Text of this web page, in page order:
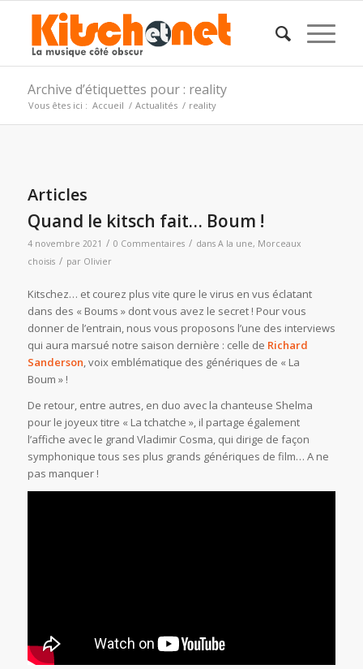
Archive d’étiquettes pour : reality
Vous êtes ici : Accueil / Actualités / reality
Articles
Quand le kitsch fait… Boum !
4 novembre 2021 / 0 Commentaires / dans A la une, Morceaux
choisis / par Olivier
Kitschez… et courez plus vite qure le virus en vus éclatant
dans des « Boums » dont vous avez le secret ! Pour vous
donner de l’entrain, nous vous proposons l’une des interviews
qui aura marsué notre saison dernière : celle de Richard
Sanderson, voix emblématique des génériques de « La
Boum » !
De retour, entre autres, en duo avec la chanteuse Shelma
pour le joyeux titre « La tchatche », il partage également
l’affiche avec le grand Vladimir Cosma, qui dirige de façon
symphonique tous ses plus grands génériques de film… A ne
pas manquer !